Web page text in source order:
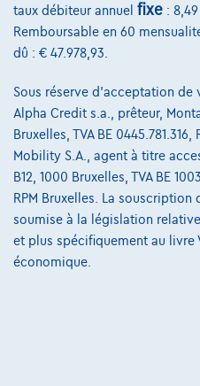
BMW 530Touring
04/2021
74.281 km
taux débiteur annuel fixe :
Remboursable en 60
dû : € 47.978,93.
Sous réserve d'acceptation
Alpha Credit s.a., prêteur,
Bruxelles, TVA BE
Mobility S.A., agent à titre
B12, 1000 Bruxelles, TVA BE
RPM Bruxelles. La
soumise à la législation
et plus spécifiquement au livre
économique.